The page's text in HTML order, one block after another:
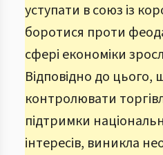
уступати в союз із
боротися проти
сфері економіки
Відповідно до
контролювати
підтримки
інтересів, виникла